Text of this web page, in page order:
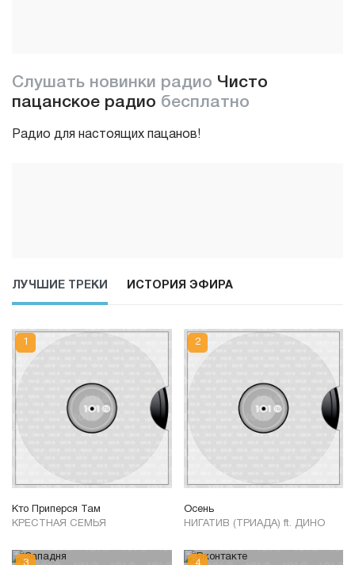
Слушать новинки радио Чисто
пацанское радио бесплатно
Радио для настоящих пацанов!
ЛУЧШИЕ ТРЕКИ ИСТОРИЯ ЭФИРА
Кто Приперся Там
КРЕСТНАЯ СЕМЬЯ
Осень
НИГАТИВ (ТРИАДА) ft. ДИНО